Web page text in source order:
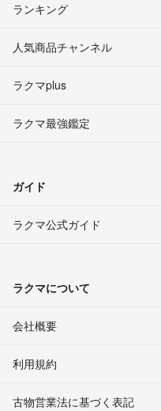
ランキング
人気商品チャンネル
ラクマplus
ラクマ最強鑑定
ガイド
ラクマ公式ガイド
ラクマについて
会社概要
利用規約
古物営業法に基づく表記